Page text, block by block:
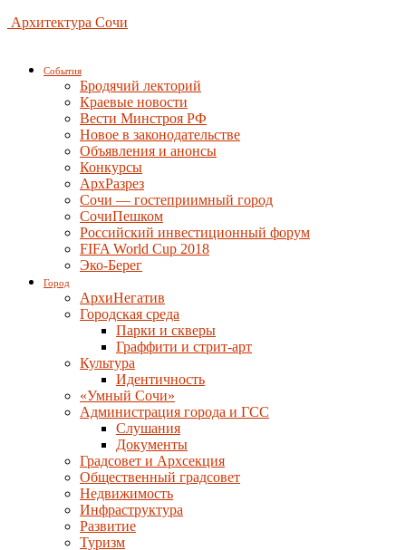
Архитектура Сочи
События
Бродячий лекторий
Краевые новости
Вести Минстроя РФ
Новое в законодательстве
Объявления и анонсы
Конкурсы
АрхРазрез
Сочи — гостеприимный город
СочиПешком
Российский инвестиционный форум
FIFA World Cup 2018
Эко-Берег
Город
АрхиНегатив
Городская среда
Парки и скверы
Граффити и стрит-арт
Культура
Идентичность
«Умный Сочи»
Администрация города и ГСС
Слушания
Документы
Градсовет и Архсекция
Общественный градсовет
Недвижимость
Инфраструктура
Развитие
Туризм